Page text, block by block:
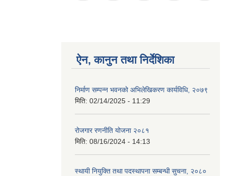
ऐन, कानुन तथा निर्देशिका
निर्माण सम्पन्न भवनको अभिलेखिकरण कार्यविधि, २०७९
मिति: 02/14/2025 - 11:29
रोजगार रणनीति योजना २०८१
मिति: 08/16/2024 - 14:13
स्थायी नियुक्ति तथा पदस्थापना सम्बन्धी सुचना, २०८०